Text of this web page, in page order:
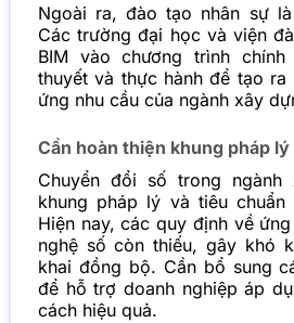
Ngoài ra, đào tạo nhân sự
Các trường đại học và viện
BIM vào chương trình
thuyết và thực hành để tạo
ứng nhu cầu của ngành xây
Cần hoàn thiện khung pháp lý
Chuyển đổi số trong
khung pháp lý và tiêu
Hiện nay, các quy định về
nghệ số còn thiếu, gây khó
khai đồng bộ. Cần bổ sung
để hỗ trợ doanh nghiệp áp
cách hiệu quả.